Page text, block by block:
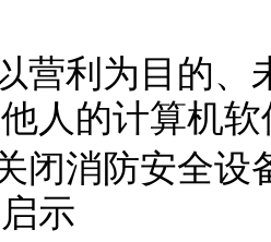
营利为目的、
人的计算机
闭消防安全设
示